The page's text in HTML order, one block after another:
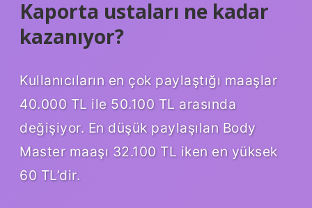
Kaporta ustaları ne kadar
kazanıyor?
Kullanıcıların en çok paylaştığı maaşlar
40.000 TL ile 50.100 TL arasında
değişiyor. En düşük paylaşılan Body
Master maaşı 32.100 TL iken en yüksek
60 TL’dir.